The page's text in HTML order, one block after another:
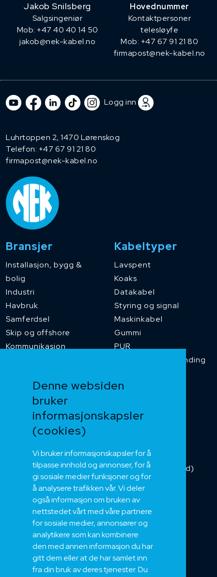
Denne websiden
bruker
informasjonskapsler
(cookies)
Vi bruker informasjonskapsler for å
tilpasse innhold og annonser, for å
gi sosiale medier funksjoner og for
å analysere trafikken vår. Vi deler
også informasjon om bruken av
nettstedet vårt med våre partnere
for sosiale medier, annonsører og
analytikere som kan kombinere
den med annen informasjon du har
gitt dem eller at de har samlet inn
fra din bruk av deres tjenester. Du
Jakob Snilsberg
​Salgsingeniør
Mob: +47 40 40 14 50
jakob@nek-kabel.no
Hovednummer
Kontaktpersoner
telesløyfe
Mob: +47 67 91 21 80
firmapost@nek-kabel.no
Logg inn
Luhrtoppen 2, 1470 Lørenskog
Telefon: +47 67 91 21 80
firmapost@nek-kabel.no
Bransjer
Installasjon, bygg &
bolig
Industri
Havbruk
Samferdsel
Skip og offshore
Kommunikasjon
Kabeltyper
Lavspent
Koaks
Datakabel
Styring og signal
Maskinkabel
Gummi
PUR
Temperaturbestanding
Heis og kran
Kategorikabel
Installasjonskabel
Kombikabel (Hybrid)
DNV sertifisert
Tilbehør
Om oss
Bærekraft og Åpenhet
Jobb hos oss
Sertifiseringer